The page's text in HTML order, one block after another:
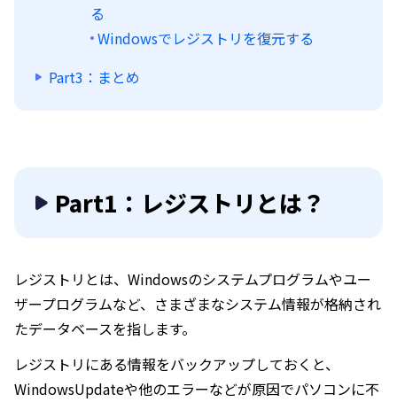
る
Windowsでレジストリを復元する
Part3：まとめ
Part1：レジストリとは？
レジストリとは、Windowsのシステムプログラムやユー
ザープログラムなど、さまざまなシステム情報が格納され
たデータベースを指します。
レジストリにある情報をバックアップしておくと、
WindowsUpdateや他のエラーなどが原因でパソコンに不